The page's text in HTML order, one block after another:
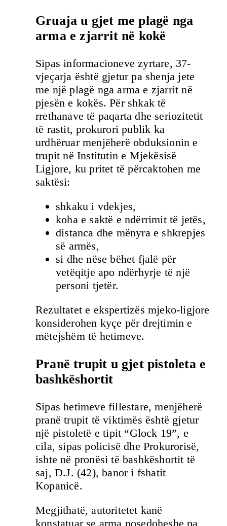
Gruaja u gjet me plagë nga
arma e zjarrit në kokë
Sipas informacioneve zyrtare, 37-
vjeçarja është gjetur pa shenja jete
me një plagë nga arma e zjarrit në
pjesën e kokës. Për shkak të
rrethanave të paqarta dhe seriozitetit
të rastit, prokurori publik ka
urdhëruar menjëherë obduksionin e
trupit në Institutin e Mjekësisë
Ligjore, ku pritet të përcaktohen me
saktësi:
shkaku i vdekjes,
koha e saktë e ndërrimit të jetës,
distanca dhe mënyra e shkrepjes
së armës,
si dhe nëse bëhet fjalë për
vetëqitje apo ndërhyrje të një
personi tjetër.
Rezultatet e ekspertizës mjeko-ligjore
konsiderohen kyçe për drejtimin e
mëtejshëm të hetimeve.
Pranë trupit u gjet pistoleta e
bashkëshortit
Sipas hetimeve fillestare, menjëherë
pranë trupit të viktimës është gjetur
një pistoletë e tipit “Glock 19”, e
cila, sipas policisë dhe Prokurorisë,
ishte në pronësi të bashkëshortit të
saj, D.J. (42), banor i fshatit
Kopanicë.
Megjithatë, autoritetet kanë
konstatuar se arma posedoheshe pa